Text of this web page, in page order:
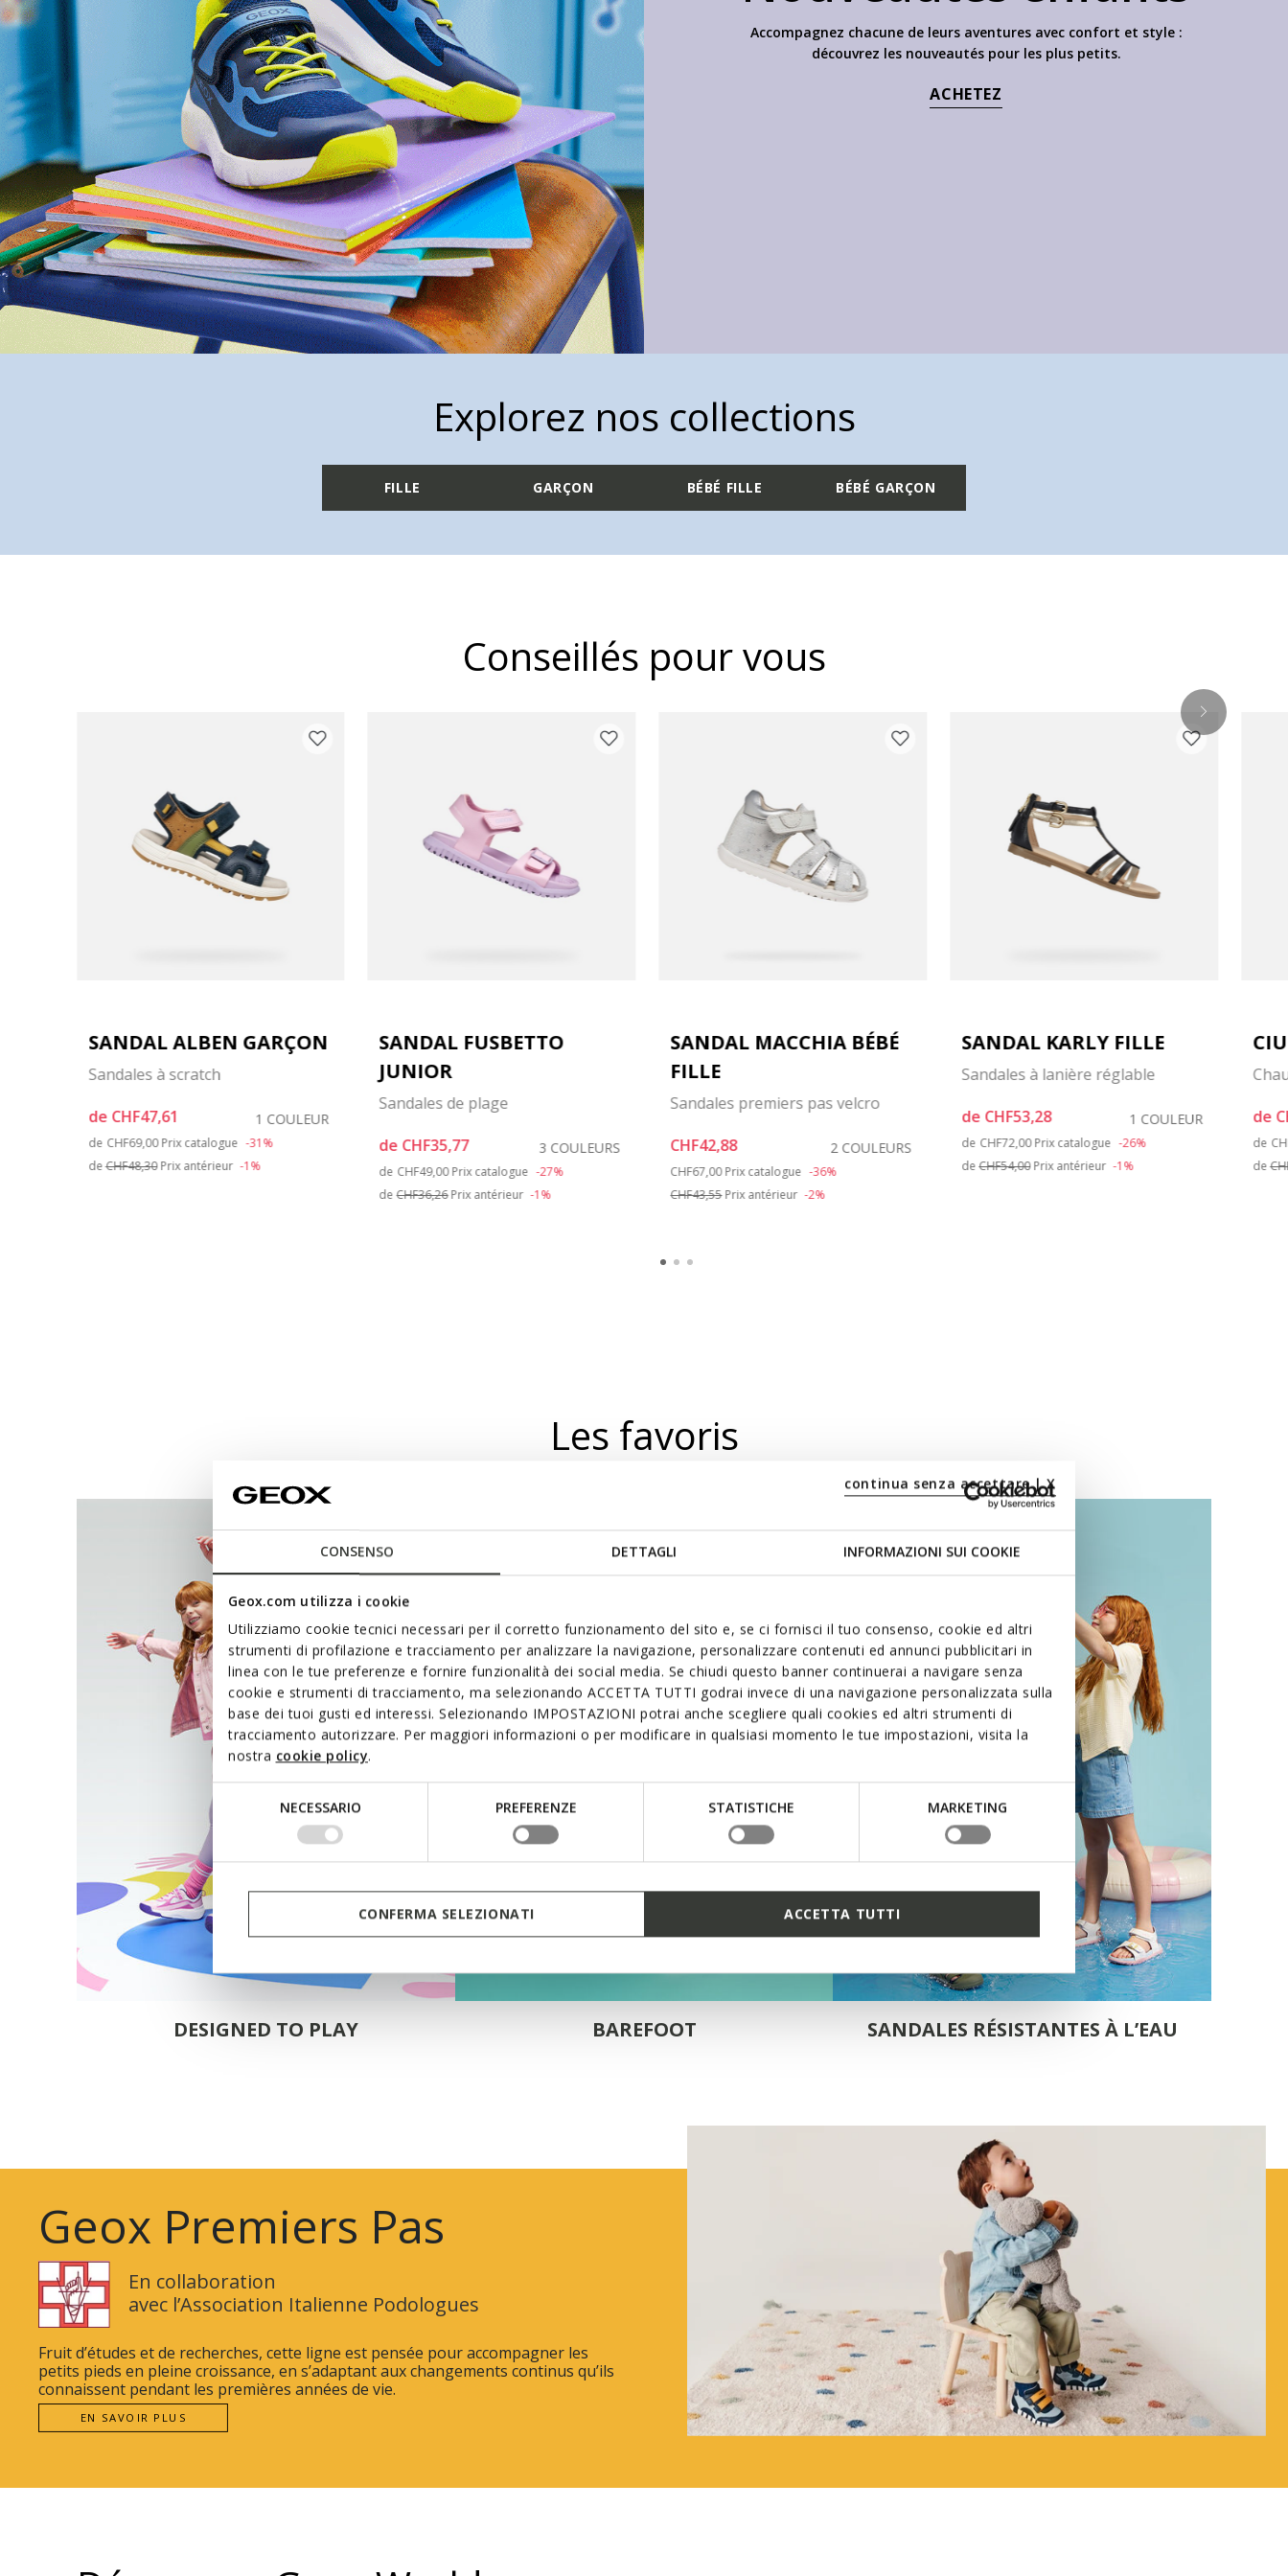
CONSENSO DETTAGLI INFORMAZIONI SUI COOKIE
Geox.com utilizza i cookie
Utilizziamo cookie tecnici necessari per il corretto funzionamento del sito e, se ci fornisci il tuo consenso, cookie ed altri
strumenti di profilazione e tracciamento per analizzare la navigazione, personalizzare contenuti ed annunci pubblicitari in
linea con le tue preferenze e fornire funzionalità dei social media. Se chiudi questo banner continuerai a navigare senza
cookie e strumenti di tracciamento, ma selezionando ACCETTA TUTTI godrai invece di una navigazione personalizzata sulla
base dei tuoi gusti ed interessi. Selezionando IMPOSTAZIONI potrai anche scegliere quali cookies ed altri strumenti di
tracciamento autorizzare. Per maggiori informazioni o per modificare in qualsiasi momento le tue impostazioni, visita la
nostra cookie policy.
NECESSARIO PREFERENZE STATISTICHE MARKETING
continua senza accettare | X
CONFERMA SELEZIONATI ACCETTA TUTTI
Accompagnez chacune de leurs aventures avec confort et style :
découvrez les nouveautés pour les plus petits.
ACHETEZ
Explorez nos collections
FILLE GARÇON BÉBÉ FILLE BÉBÉ GARÇON
Conseillés pour vous
SANDAL ALBEN GARÇON
Sandales à scratch
de CHF47,61 1 COULEUR
de Price reduced from
CHF69,00 to
Prix catalogue -31%
deCHF48,30Prix antérieur -1%
SANDAL FUSBETTO
JUNIOR
Sandales de plage
de CHF35,77 3 COULEURS
de Price reduced from
CHF49,00to
Prix catalogue -27%
deCHF36,26Prix antérieur -1%
SANDAL MACCHIA BÉBÉ
FILLE
Sandales premiers pas velcro
CHF42,88
2 COULEURS
Price reduced from
CHF67,00 to
Prix catalogue -36%
CHF43,55Prix antérieur -2%
SANDAL KARLY FILLE
Sandales à lanière réglable
de CHF53,28 1 COULEUR
de Price reduced from
CHF72,00 to
Prix catalogue -26%
deCHF54,00Prix antérieur -1%
de
de
de
Les favoris
DESIGNED TO PLAY BAREFOOT SANDALES RÉSISTANTES À L’EAU
Geox Premiers Pas
Fruit d’études et de recherches, cette ligne est pensée pour accompagner les
petits pieds en pleine croissance, en s’adaptant aux changements continus qu’ils
connaissent pendant les premières années de vie.
En collaboration
avec l’Association Italienne Podologues
EN SAVOIR PLUS